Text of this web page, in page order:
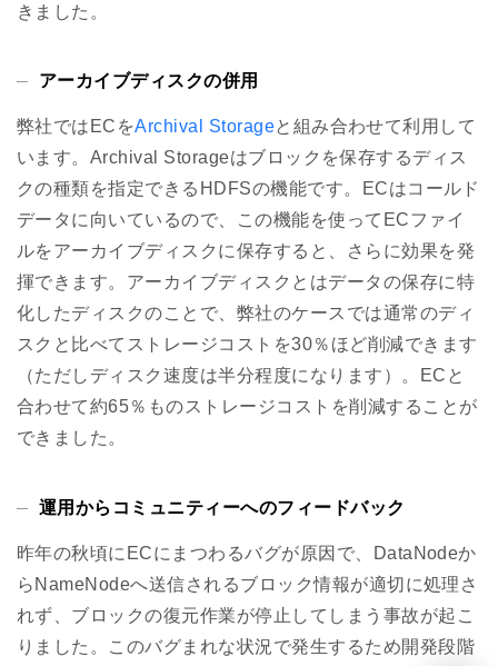
きました。
アーカイブディスクの併用
弊社ではECをArchival Storageと組み合わせて利用して
います。Archival Storageはブロックを保存するディス
クの種類を指定できるHDFSの機能です。ECはコールド
データに向いているので、この機能を使ってECファイ
ルをアーカイブディスクに保存すると、さらに効果を発
揮できます。アーカイブディスクとはデータの保存に特
化したディスクのことで、弊社のケースでは通常のディ
スクと比べてストレージコストを30％ほど削減できます
（ただしディスク速度は半分程度になります）。ECと
合わせて約65％ものストレージコストを削減することが
できました。
運用からコミュニティーへのフィードバック
昨年の秋頃にECにまつわるバグが原因で、DataNodeか
らNameNodeへ送信されるブロック情報が適切に処理さ
れず、ブロックの復元作業が停止してしまう事故が起こ
りました。このバグまれな状況で発生するため開発段階